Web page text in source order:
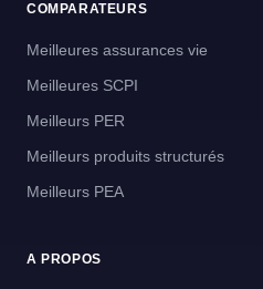
COMPARATEURS
Meilleures assurances vie
Meilleures SCPI
Meilleurs PER
Meilleurs produits structurés
Meilleurs PEA
A PROPOS